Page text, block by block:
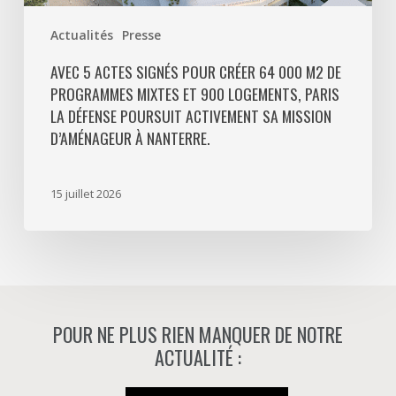
Actualités Presse
Défense
poursuit
activement
AVEC 5 ACTES SIGNÉS POUR CRÉER 64 000 M2 DE
PROGRAMMES MIXTES ET 900 LOGEMENTS, PARIS
LA DÉFENSE POURSUIT ACTIVEMENT SA MISSION
D’AMÉNAGEUR À NANTERRE.
15 juillet 2026
POUR NE PLUS RIEN MANQUER DE NOTRE
ACTUALITÉ :